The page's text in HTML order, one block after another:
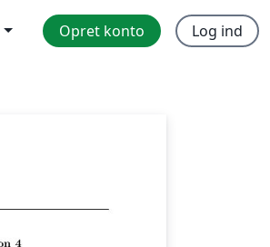
Opret konto Log ind